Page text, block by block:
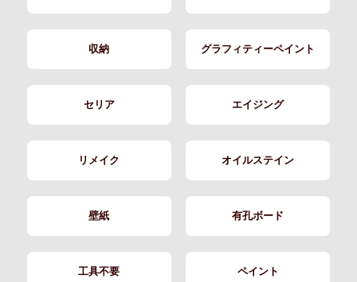
収納 グラフィティーペイント
セリア エイジング
リメイク オイルステイン
壁紙 有孔ボード
工具不要 ペイント